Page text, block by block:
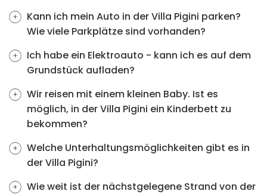
Kann ich mein Auto in der Villa Pigini parken?
Wie viele Parkplätze sind vorhanden?
Ich habe ein Elektroauto - kann ich es auf dem
Grundstück aufladen?
Wir reisen mit einem kleinen Baby. Ist es
möglich, in der Villa Pigini ein Kinderbett zu
bekommen?
Welche Unterhaltungsmöglichkeiten gibt es in
der Villa Pigini?
Wie weit ist der nächstgelegene Strand von der